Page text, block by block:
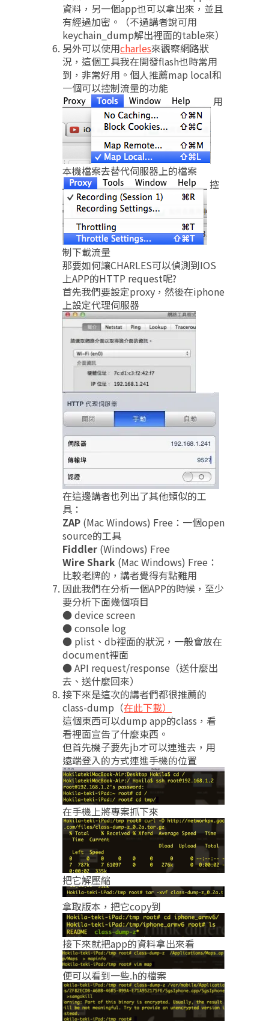
資料，另一個app也可以拿出來，並且
有經過加密。（不過講者說可用
keychain_dump解出裡面的table來）
另外可以使用charles來觀察網路狀
況，這個工具我在開發flash也時常用
到，非常好用。個人推薦map local和
一個可以控制流量的功能
用
本機檔案去替代伺服器上的檔案
控
制下載流量
那要如何讓CHARLES可以偵測到IOS
上APP的HTTP request呢?
首先我們要設定proxy，然後在iphone
上設定代理伺服器
在這邊講者也列出了其他類似的工
具：
ZAP (Mac Windows) Free：一個open
source的工具
Fiddler (Windows) Free
Wire Shark (Mac Windows) Free：
比較老牌的，講者覺得有點難用
因此我們在分析一個APP的時候，至少
要分析下面幾個項目
● device screen
● console log
● plist、db裡面的狀況，一般會放在
document裡面
● API request/response（送什麼出
去、送什麼回來）
接下來是這次的講者們都很推薦的
class-dump（在此下載）
這個東西可以dump app的class，看
看裡面宣告了什麼東西。
但首先機子要先jb才可以連進去，用
遠端登入的方式連進手機的位置
在手機上將專案抓下來
把它解壓縮
拿取版本，把它copy到
接下來就把app的資料拿出來看
便可以看到一些.h的檔案